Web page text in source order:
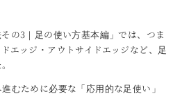
の3｜足の使い方基本編」では、つま
エッジ・アウトサイドエッジなど、足
むために必要な「応用的な足使い」